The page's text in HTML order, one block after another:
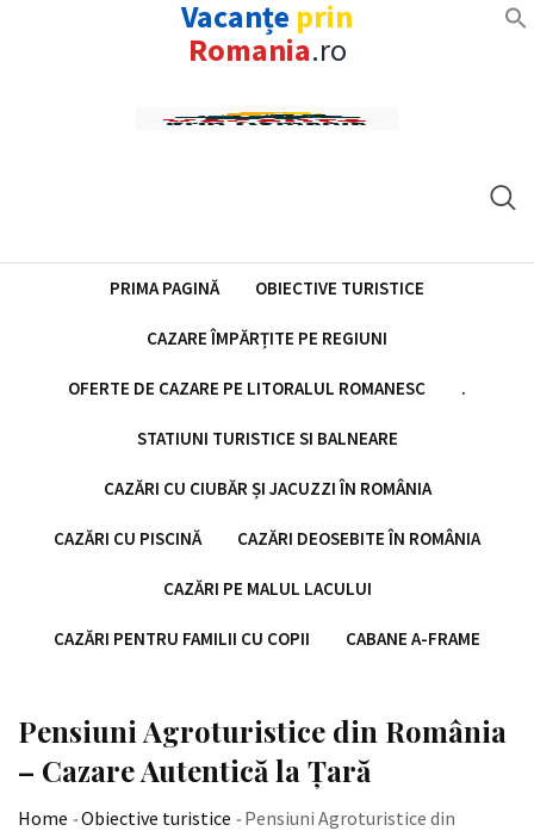
Vacanțe prin
Romania.ro
PRIMA PAGINĂ OBIECTIVE TURISTICE
CAZARE ÎMPĂRȚITE PE REGIUNI
OFERTE DE CAZARE PE LITORALUL ROMANESC .
STATIUNI TURISTICE SI BALNEARE
CAZĂRI CU CIUBĂR ȘI JACUZZI ÎN ROMÂNIA
CAZĂRI CU PISCINĂ CAZĂRI DEOSEBITE ÎN ROMÂNIA
CAZĂRI PE MALUL LACULUI
CAZĂRI PENTRU FAMILII CU COPII CABANE A-FRAME
Pensiuni Agroturistice din România
– Cazare Autentică la Țară
Home -Obiective turistice -Pensiuni Agroturistice din